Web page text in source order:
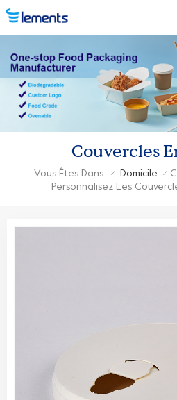
Couvercles
Vous Êtes Dans: / Domicile /